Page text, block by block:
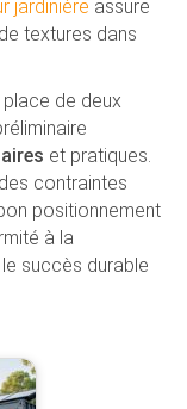
jardinière assure
textures dans
de deux
et pratiques.
contraintes
positionnement
à la
succès durable